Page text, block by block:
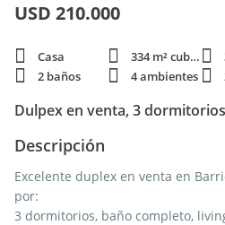
USD 210.000
Casa 334 m² cubie.
2 baños
4 ambientes
Dulpex en venta, 3
Descripción
Excelente duplex en venta en
por:
3 dormitorios, baño completo,